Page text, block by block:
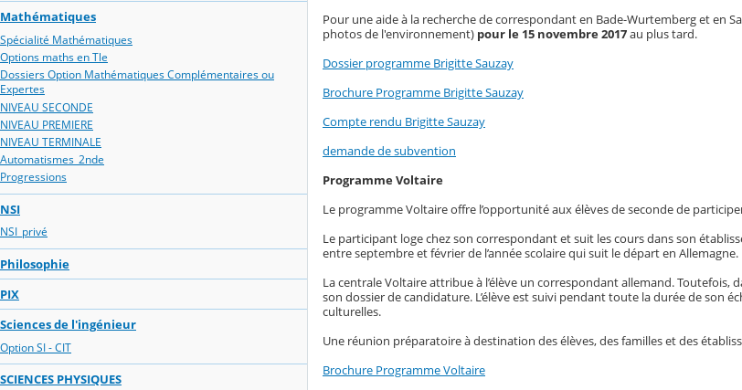
Mathématiques
Spécialité Mathématiques
Options maths en Tle
Dossiers Option Mathématiques Complémentaires ou
Expertes
NIVEAU SECONDE
NIVEAU PREMIERE
NIVEAU TERMINALE
Automatismes_2nde
Progressions
NSI
NSI_privé
Philosophie
PIX
Sciences de l'ingénieur
Option SI - CIT
SCIENCES PHYSIQUES
Pour une aide à la recherche de correspondant en Bade-Wurtemberg et en
photos de l'environnement) pour le 15 novembre 2017au plus tard.
Dossier programme Brigitte Sauzay
Brochure Programme Brigitte Sauzay
Compte rendu Brigitte Sauzay
demande de subvention
Programme Voltaire
Le programme Voltaire offre l’opportunité aux élèves de seconde de
Le participant loge chez son correspondant et suit les cours dans son
entre septembre et février de l’année scolaire qui suit le départ en Allemagne.
La centrale Voltaire attribue à l’élève un correspondant allemand. Toutefois,
son dossier de candidature. L’élève est suivi pendant toute la durée de
culturelles.
Une réunion préparatoire à destination des élèves, des familles et des
Brochure Programme Voltaire